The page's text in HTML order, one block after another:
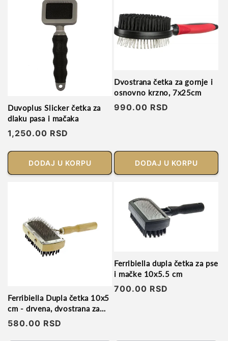
Duvoplus Slicker četka za
dlaku pasa i mačaka
Regularna
1,250.00 RSD
DODAJ U KORPU
Dvostrana četka za gornje i
osnovno krzno, 7x25cm
Regularna
990.00 RSD
DODAJ U KORPU
Ferribiella Dupla četka 10x5
cm - drvena, dvostrana za
pse i mačke
Regularna
580.00 RSD
Ferribiella dupla četka za pse
i mačke 10x5.5 cm
Regularna
700.00 RSD